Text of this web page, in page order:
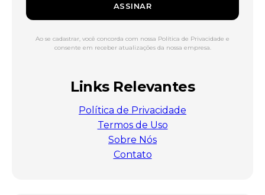
ASSINAR
Ao se cadastrar, você concorda com nossa Política de Privacidade e
consente em receber atualizações da nossa empresa.
Links Relevantes
Política de Privacidade
Termos de Uso
Sobre Nós
Contato